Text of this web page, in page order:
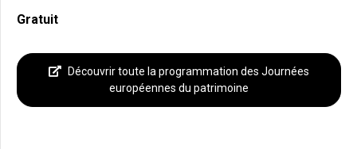
Gratuit
Découvrir toute la programmation des Journées
européennes du patrimoine